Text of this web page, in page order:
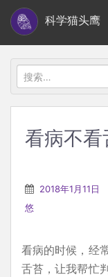
i
科学猫头鹰
搜
索：
看病不看
2018年1月11日
悠
看病的时候，经
舌苔，让我帮忙